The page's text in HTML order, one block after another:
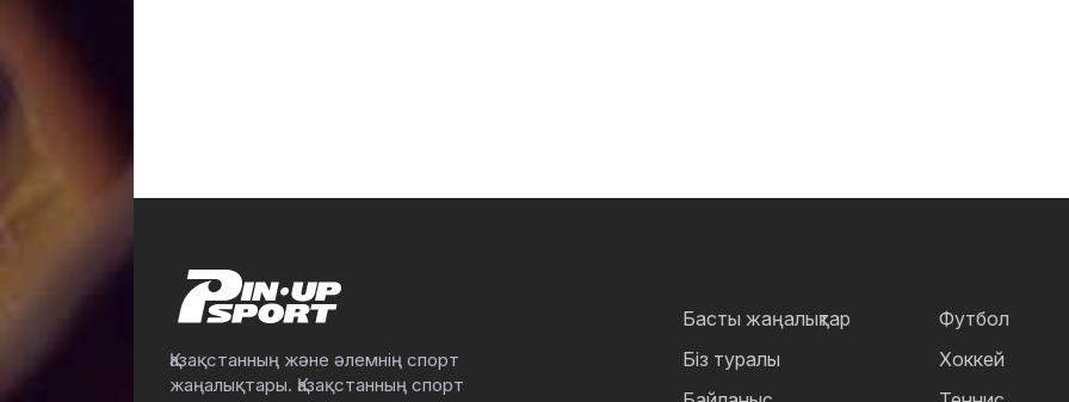
Қазақстанның және әлемнің спорт
жаңалықтары. Қазақстанның спорт
Басты жаңалықтар
Біз туралы
Футбол
Хоккей